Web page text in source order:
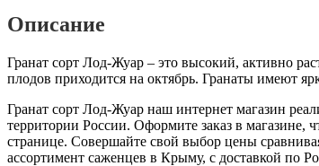
Описание
Гранат сорт Лод-Жуар – это высокий, активно
плодов приходится на октябрь. Гранаты имеют
Гранат сорт Лод-Жуар наш интернет магазин
территории России. Оформите заказ в
странице. Совершайте свой выбор цены
ассортимент саженцев в Крыму, с доставкой по